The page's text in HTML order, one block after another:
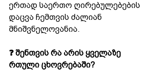
ერთად საერთო ღირებულებების
დაცვა ჩემთვის ძალიან
მნიშვნელოვანია.
❓ შენთვის რა არის ყველაზე
რთული ცხოვრებაში?